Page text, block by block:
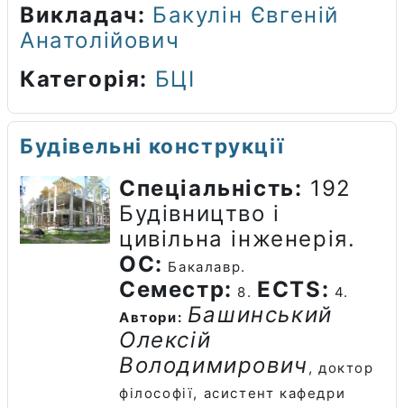
Викладач: Бакулін Євгеній
Анатолійович
Категорія: БЦІ
Будівельні конструкції
Спеціальність: 192
Будівництво і
цивільна інженерія.
ОС: Бакалавр.
Семестр: 8. ECTS: 4.
Автори: Башинський
Олексій
Володимирович , доктор
філософії, асистент кафедри